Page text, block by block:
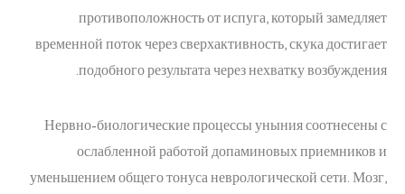
противоположность от испуга, который замедляет
временной поток через сверхактивность, скука достигает
подобного результата через нехватку возбуждения.
Нервно-биологические процессы уныния соотнесены с
ослабленной работой допаминовых приемников и
уменьшением общего тонуса неврологической сети. Мозг,